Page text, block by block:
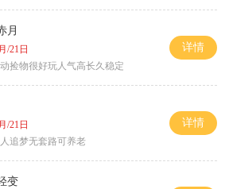
月
/21日
捡物很好玩人气高长久稳定
详情
/21日
追梦无套路可养老
详情
变